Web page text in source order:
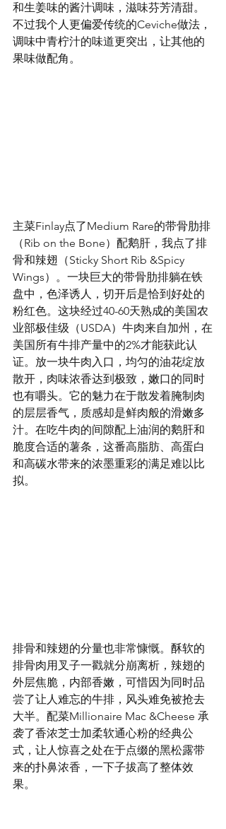
和生姜味的酱汁调味，滋味芬芳清甜。
不过我个人更偏爱传统的Ceviche做法，
调味中青柠汁的味道更突出，让其他的
果味做配角。
主菜Finlay点了Medium Rare的带骨肋排
（Rib on the Bone）配鹅肝，我点了排
骨和辣翅（Sticky Short Rib &Spicy
Wings）。一块巨大的带骨肋排躺在铁
盘中，色泽诱人，切开后是恰到好处的
粉红色。这块经过40-60天熟成的美国农
业部极佳级（USDA）牛肉来自加州，在
美国所有牛排产量中的2%才能获此认
证。放一块牛肉入口，均匀的油花绽放
散开，肉味浓香达到极致，嫩口的同时
也有嚼头。它的魅力在于散发着腌制肉
的层层香气，质感却是鲜肉般的滑嫩多
汁。在吃牛肉的间隙配上油润的鹅肝和
脆度合适的薯条，这番高脂肪、高蛋白
和高碳水带来的浓墨重彩的满足难以比
拟。
排骨和辣翅的分量也非常慷慨。酥软的
排骨肉用叉子一戳就分崩离析，辣翅的
外层焦脆，内部香嫩，可惜因为同时品
尝了让人难忘的牛排，风头难免被抢去
大半。配菜Millionaire Mac &Cheese 承
袭了香浓芝士加柔软通心粉的经典公
式，让人惊喜之处在于点缀的黑松露带
来的扑鼻浓香，一下子拔高了整体效
果。